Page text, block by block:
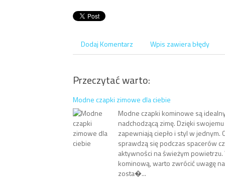
Dodaj Komentarz Wpis zawiera błędy
Przeczytać warto:
Modne czapki zimowe dla ciebie
Modne czapki kominowe są
nadchodzącą zimę. Dzięki
zapewniają ciepło i styl w jednym.
sprawdzą się podczas spacerów
aktywności na świeżym powietrzu.
kominową, warto zwrócić uwagę
zosta�...